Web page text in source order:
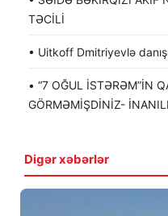
TƏCİLİ
• Uitkoff Dmitriyevlə
• “7 OĞUL İSTƏRƏM”İN
GÖRMƏMİŞDİNİZ-
Digər xəbərlər